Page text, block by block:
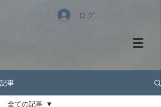
ログイン
記事
全ての記事